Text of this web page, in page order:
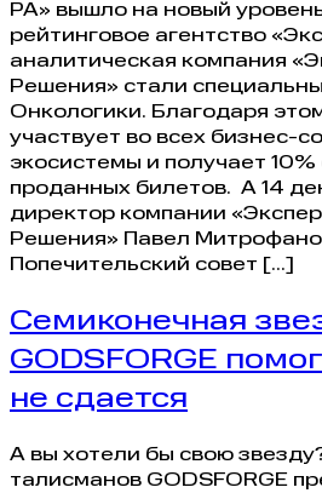
РА» вышло на новый
рейтинговое агентство
аналитическая компания
Решения» стали
Онкологики. Благодаря
участвует во всех бизнес-
экосистемы и получает
проданных билетов. А 14
директор компании
Решения» Павел
Попечительский совет […]
Семиконечная
GODSFORGE
не сдается
А вы хотели бы свою
талисманов GODSFORGE